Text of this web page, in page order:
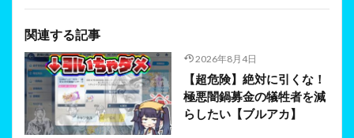
関連する記事
2026年8月4日
【超危険】絶対に引くな！
極悪闇鍋募金の犠牲者を減
らしたい【ブルアカ】